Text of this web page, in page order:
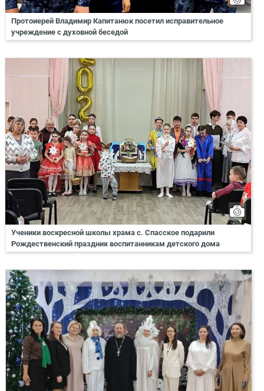
Протоиерей Владимир Капитанюк посетил исправительное
учреждение с духовной беседой
Ученики воскресной школы храма с. Спасское подарили
Рождественский праздник воспитанникам детского дома